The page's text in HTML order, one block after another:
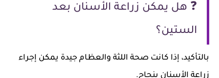
❓ هل يمكن زراعة الأسنان بعد
الستين؟
بالتأكيد، إذا كانت صحة اللثة والعظام جيدة يمكن إجراء
زراعة الأسنان بنجاح.